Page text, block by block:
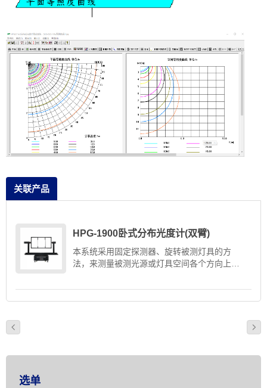
关联产品
HPG-1900卧式分布光度计(双臂)
本系统采用固定探测器、旋转被测灯具的方
法，来测量被测光源或灯具空间各个方向上的
结构的导电滑环，可360度连续无回隙运转测
量无须为防止绕线而来回旋转，永不绕线。根
选单